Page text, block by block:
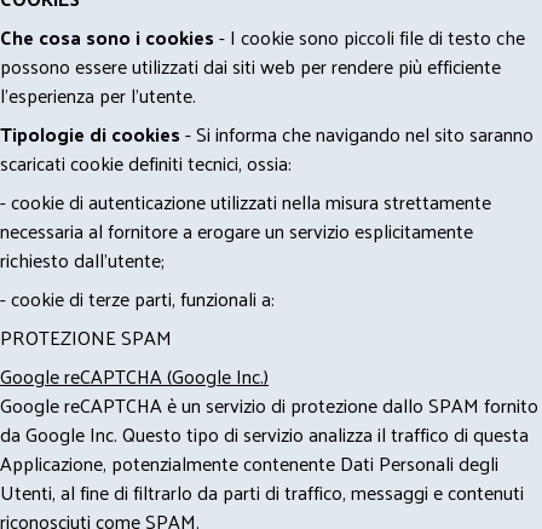
Che cosa sono i cookies- I cookie sono piccoli file di testo che
possono essere utilizzati dai siti web per rendere più efficiente
l'esperienza per l'utente.
Tipologie di cookies- Si informa che navigando nel sito saranno
scaricati cookie definiti tecnici, ossia:
- cookie di autenticazione utilizzati nella misura strettamente
necessaria al fornitore a erogare un servizio esplicitamente
richiesto dall'utente;
- cookie di terze parti, funzionali a:
PROTEZIONE SPAM
Google reCAPTCHA (Google Inc.)
Google reCAPTCHA è un servizio di protezione dallo SPAM fornito
da Google Inc. Questo tipo di servizio analizza il traffico di questa
Applicazione, potenzialmente contenente Dati Personali degli
Utenti, al fine di filtrarlo da parti di traffico, messaggi e contenuti
riconosciuti come SPAM.